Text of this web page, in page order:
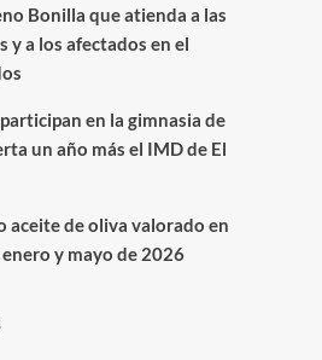
Bonilla que atienda a las
y a los afectados en el
en la gimnasia de
un año más el IMD de El
aceite de oliva valorado en
y mayo de 2026